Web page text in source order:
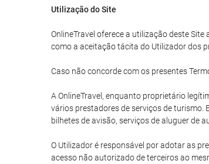
Utilização do Site
OnlineTravel oferece a utilização deste
como a aceitação tácita do Utilizador dos
Caso não concorde com os presentes
A OnlineTravel, enquanto proprietário
vários prestadores de serviços de turismo.
bilhetes de avisão, serviços de aluguer de
O Utilizador é responsável por adotar as
acesso não autorizado de terceiros ao